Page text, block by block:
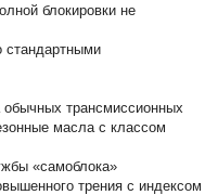
блокировки не
стандартными
трансмиссионных
масла с классом
«самоблока»
трения с индексом